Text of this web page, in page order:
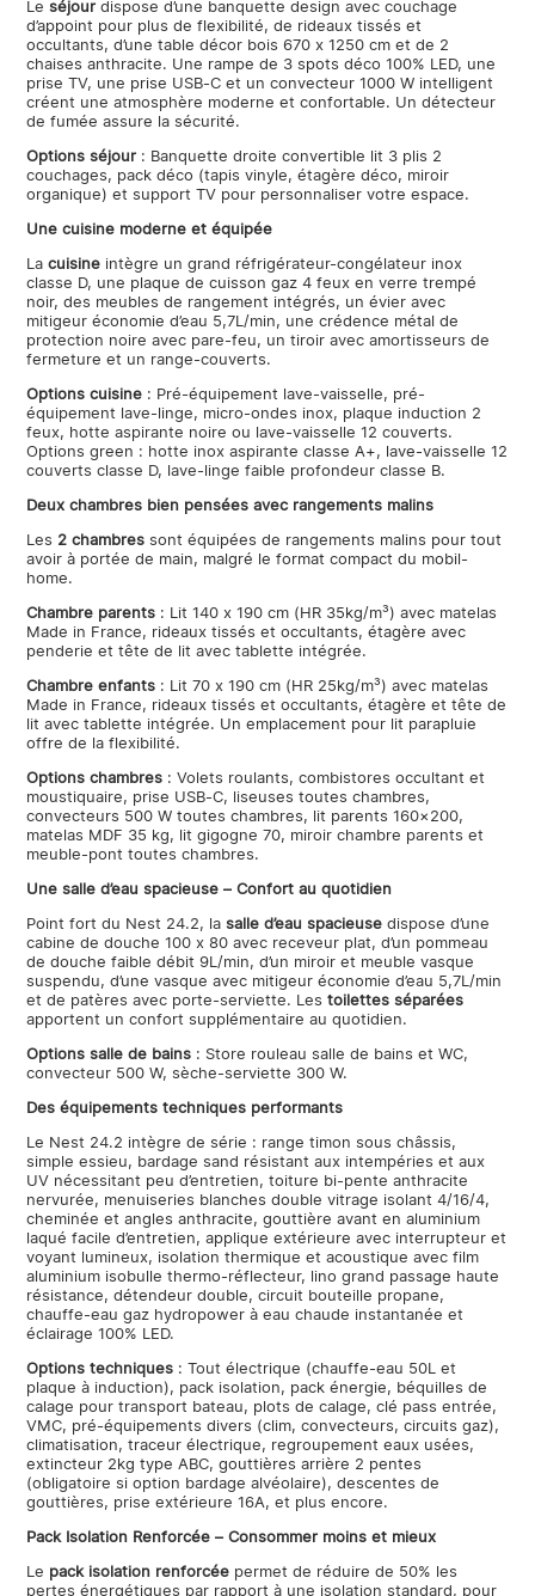
Le séjour dispose d’une banquette design avec couchage
d’appoint pour plus de flexibilité, de rideaux tissés et
occultants, d’une table décor bois 670 x 1250 cm et de 2
chaises anthracite. Une rampe de 3 spots déco 100% LED, une
prise TV, une prise USB-C et un convecteur 1000 W intelligent
créent une atmosphère moderne et confortable. Un détecteur
de fumée assure la sécurité.
Options séjour : Banquette droite convertible lit 3 plis 2
couchages, pack déco (tapis vinyle, étagère déco, miroir
organique) et support TV pour personnaliser votre espace.
Une cuisine moderne et équipée
Lacuisine intègre un grand réfrigérateur-congélateur inox
classe D, une plaque de cuisson gaz 4 feux en verre trempé
noir, des meubles de rangement intégrés, un évier avec
mitigeur économie d’eau 5,7L/min, une crédence métal de
protection noire avec pare-feu, un tiroir avec amortisseurs de
fermeture et un range-couverts.
Options cuisine : Pré-équipement lave-vaisselle, pré-
équipement lave-linge, micro-ondes inox, plaque induction 2
feux, hotte aspirante noire ou lave-vaisselle 12 couverts.
Options green : hotte inox aspirante classe A+, lave-vaisselle 12
couverts classe D, lave-linge faible profondeur classe B.
Deux chambres bien pensées avec rangements malins
Les 2 chambres sont équipées de rangements malins pour tout
avoir à portée de main, malgré le format compact du mobil-
home.
Chambre parents : Lit 140 x 190 cm (HR 35kg/m³) avec matelas
Made in France, rideaux tissés et occultants, étagère avec
penderie et tête de lit avec tablette intégrée.
Chambre enfants : Lit 70 x 190 cm (HR 25kg/m³) avec matelas
Made in France, rideaux tissés et occultants, étagère et tête de
lit avec tablette intégrée. Un emplacement pour lit parapluie
offre de la flexibilité.
Options chambres : Volets roulants, combistores occultant et
moustiquaire, prise USB-C, liseuses toutes chambres,
convecteurs 500 W toutes chambres, lit parents 160×200,
matelas MDF 35 kg, lit gigogne 70, miroir chambre parents et
meuble-pont toutes chambres.
Une salle d’eau spacieuse – Confort au quotidien
Point fort du Nest 24.2, la salle d’eau spacieuse dispose d’une
cabine de douche 100 x 80 avec receveur plat, d’un pommeau
de douche faible débit 9L/min, d’un miroir et meuble vasque
suspendu, d’une vasque avec mitigeur économie d’eau 5,7L/min
et de patères avec porte-serviette. Lestoilettes séparées
apportent un confort supplémentaire au quotidien.
Options salle de bains : Store rouleau salle de bains et WC,
convecteur 500 W, sèche-serviette 300 W.
Des équipements techniques performants
Le Nest 24.2 intègre de série : range timon sous châssis,
simple essieu, bardage sand résistant aux intempéries et aux
UV nécessitant peu d’entretien, toiture bi-pente anthracite
nervurée, menuiseries blanches double vitrage isolant 4/16/4,
cheminée et angles anthracite, gouttière avant en aluminium
laqué facile d’entretien, applique extérieure avec interrupteur et
voyant lumineux, isolation thermique et acoustique avec film
aluminium isobulle thermo-réflecteur, lino grand passage haute
résistance, détendeur double, circuit bouteille propane,
chauffe-eau gaz hydropower à eau chaude instantanée et
éclairage 100% LED.
Options techniques : Tout électrique (chauffe-eau 50L et
plaque à induction), pack isolation, pack énergie, béquilles de
calage pour transport bateau, plots de calage, clé pass entrée,
VMC, pré-équipements divers (clim, convecteurs, circuits gaz),
climatisation, traceur électrique, regroupement eaux usées,
extincteur 2kg type ABC, gouttières arrière 2 pentes
(obligatoire si option bardage alvéolaire), descentes de
gouttières, prise extérieure 16A, et plus encore.
Pack Isolation Renforcée – Consommer moins et mieux
Le pack isolation renforcée permet de réduire de 50% les
pertes énergétiques par rapport à une isolation standard, pour